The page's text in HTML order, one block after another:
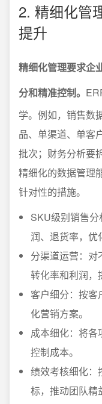
2. 精细化管
提升
精细化管理要求企
分和精准控制。
学。例如，销售数
品、单渠道、单客
批次；财务分析要
精细化的数据管理
针对性的措施。
SKU级别销售
润、退货率，优
分渠道运营：
转化率和利润，
客户细分：按客
化营销方案。
成本细化：将各
控制成本。
绩效考核细化：
标，推动团队精